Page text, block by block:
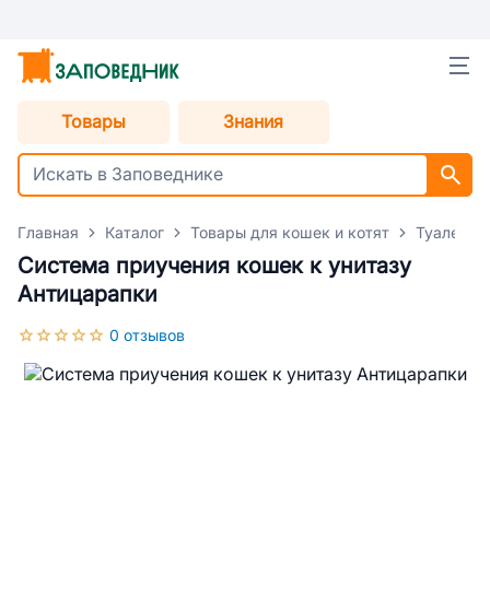
Товары Знания
Главная Каталог Товары для кошек и котят Туалеты
Система приучения кошек к унитазу
Антицарапки
0 отзывов